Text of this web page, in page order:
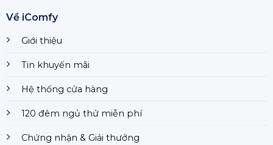
Về iComfy
Giới thiệu
Tin khuyến mãi
Hệ thống cửa hàng
120 đêm ngủ thử miễn phí
Chứng nhận & Giải thưởng